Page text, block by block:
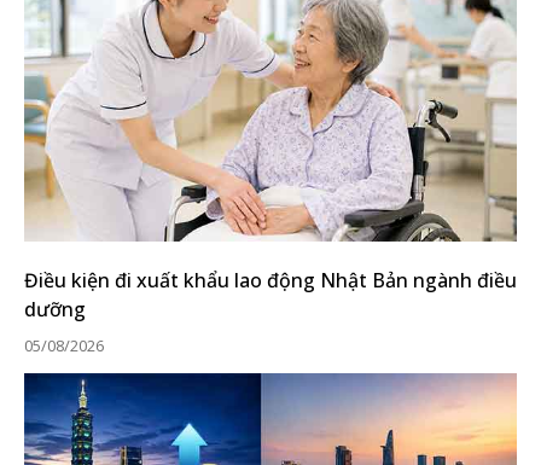
Điều kiện đi xuất khẩu lao động Nhật Bản ngành điều
dưỡng
05/08/2026